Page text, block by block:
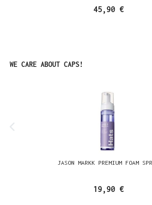
45,90 €
Produktgalerie überspringen
WE CARE ABOUT CAPS!
JASON MARKK PREMIUM FOAM
19,90 €